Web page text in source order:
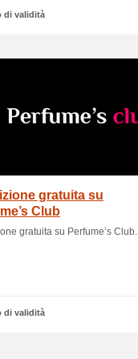
di validità
gratuita su
Club
gratuita su Perfume’s Club.
di validità